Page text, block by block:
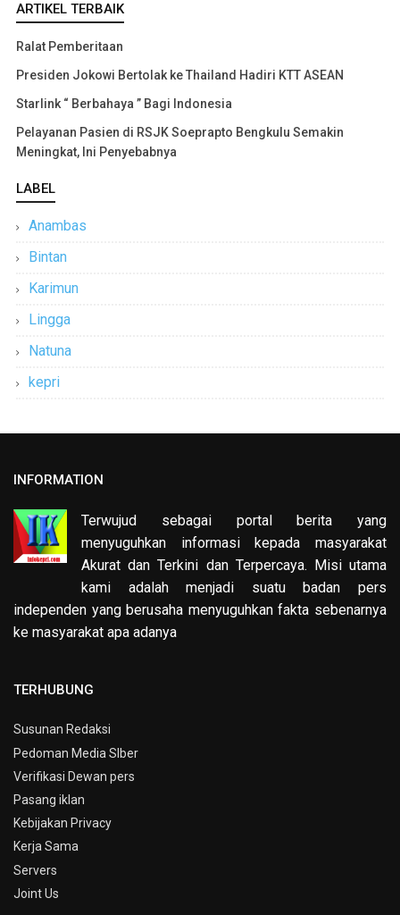
ARTIKEL TERBAIK
Ralat Pemberitaan
Presiden Jokowi Bertolak ke Thailand Hadiri KTT ASEAN
Starlink “ Berbahaya ” Bagi Indonesia
Pelayanan Pasien di RSJK Soeprapto Bengkulu Semakin
Meningkat, Ini Penyebabnya
LABEL
Anambas
Bintan
Karimun
Lingga
Natuna
kepri
INFORMATION
Terwujud sebagai portal berita yang
menyuguhkan informasi kepada masyarakat
Akurat dan Terkini dan Terpercaya. Misi utama
kami adalah menjadi suatu badan pers
independen yang berusaha menyuguhkan fakta sebenarnya
ke masyarakat apa adanya
TERHUBUNG
Susunan Redaksi
Pedoman Media SIber
Verifikasi Dewan pers
Pasang iklan
Kebijakan Privacy
Kerja Sama
Servers
Joint Us